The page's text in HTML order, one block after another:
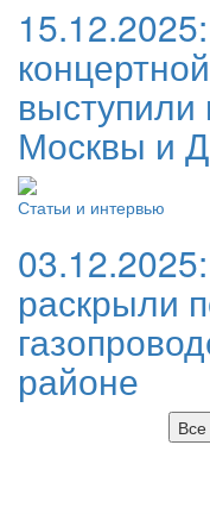
15.12.2025:
Москвы и
Статьи и интервью
03.12.2025:
раскрыли
районе